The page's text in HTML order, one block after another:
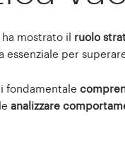
mostrato il ruolo
essenziale per
fondamentale
analizzare